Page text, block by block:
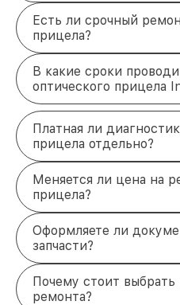
Есть ли срочный
прицела?
В какие сроки
оптического прицела
Платная ли
прицела отдельно?
Меняется ли цена на
прицела?
Оформляете ли
запчасти?
Почему стоит
ремонта?